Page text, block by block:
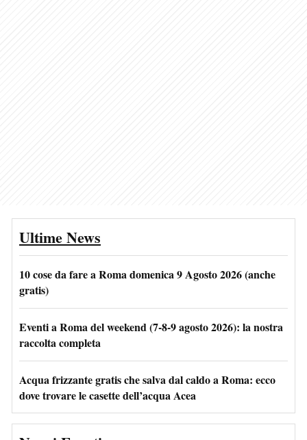
Ultime News
10 cose da fare a Roma domenica 9 Agosto 2026 (anche
gratis)
Eventi a Roma del weekend (7-8-9 agosto 2026): la nostra
raccolta completa
Acqua frizzante gratis che salva dal caldo a Roma: ecco
dove trovare le casette dell’acqua Acea